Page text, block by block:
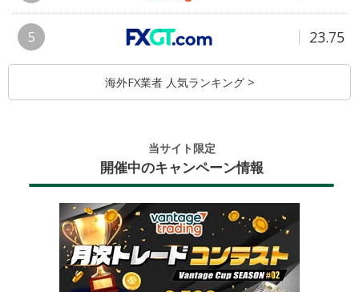
5 23.75
海外FX業者 人気ランキング >
当サイト限定
開催中のキャンペーン情報